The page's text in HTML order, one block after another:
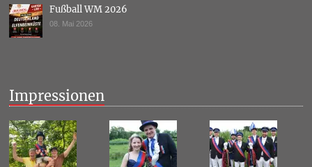
Fußball WM 2026
08. Mai 2026
Impressionen